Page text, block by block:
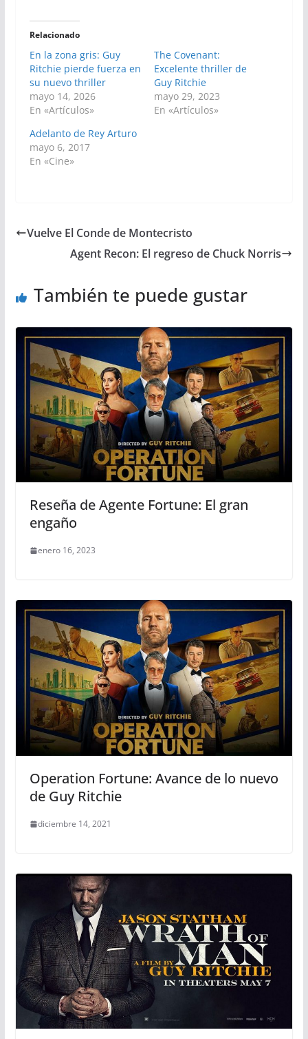
Relacionado
En la zona gris: Guy
Ritchie pierde fuerza en
su nuevo thriller
mayo 14, 2026
En «Artículos»
The Covenant:
Excelente thriller de
Guy Ritchie
mayo 29, 2023
En «Artículos»
Adelanto de Rey Arturo
mayo 6, 2017
En «Cine»
Vuelve El Conde de Montecristo
Agent Recon: El regreso de Chuck Norris
También te puede gustar
Reseña de Agente Fortune: El gran
engaño
enero 16, 2023
Operation Fortune: Avance de lo nuevo
de Guy Ritchie
diciembre 14, 2021